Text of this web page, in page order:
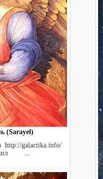
(Sarayel)
http://galactika.info/
...